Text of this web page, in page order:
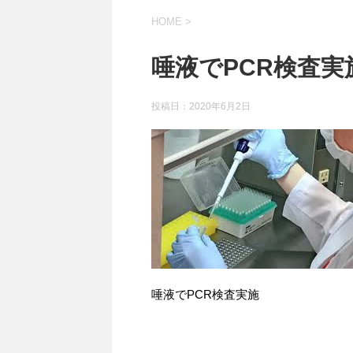
HOME >
唾液でPCR検査実
投稿日： 2020年6月2日
唾液でPCR検査実施